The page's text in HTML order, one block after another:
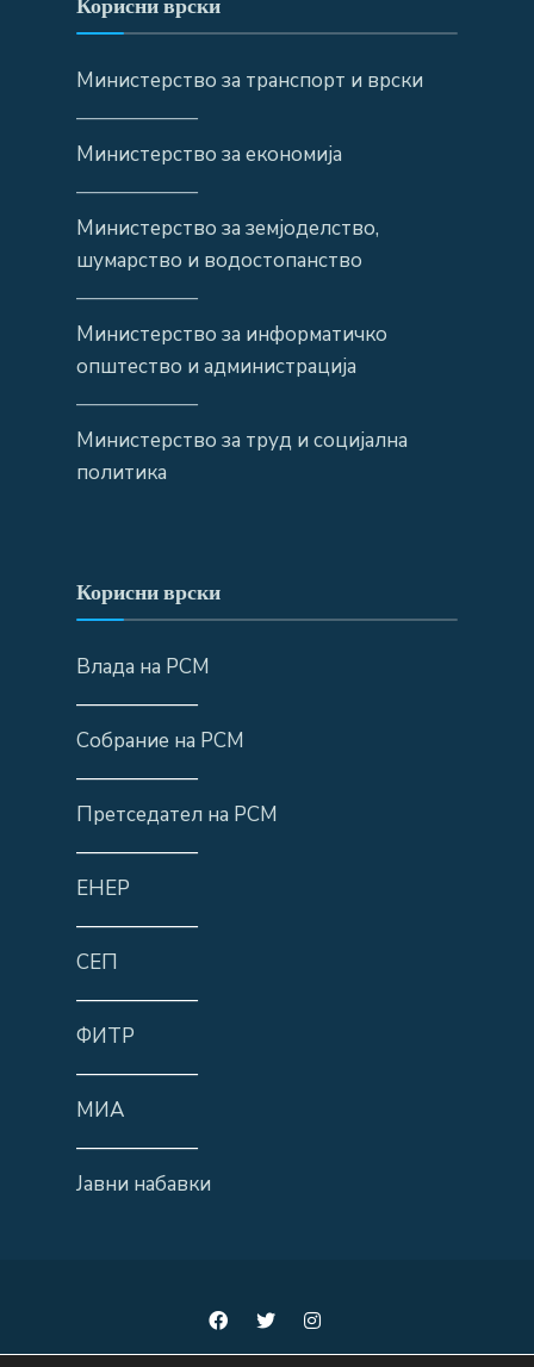
Министерство за транспорт и врски
——————
Министерство за економија
——————
Министерство за земјоделство,
шумарство и водостопанство
——————
Министерство за информатичко
општество и администрација
——————
Министерство за труд и социјална
политика
Корисни врски
Влада на РСМ
——————
Собрание на РСМ
——————
Претседател на РСМ
——————
ЕНЕР
——————
СЕП
——————
ФИТР
——————
МИА
——————
Јавни набавки